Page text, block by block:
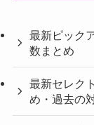
最新ピック
数まとめ
最新セレク
め・過去の